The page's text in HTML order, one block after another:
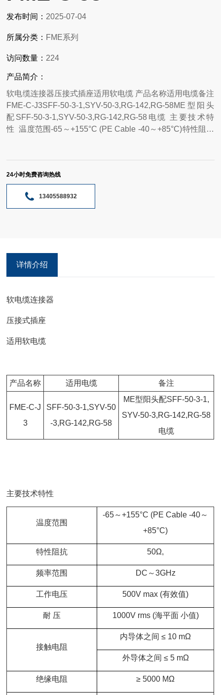
发布时间： 2025-07-04
所属分类： FME系列
访问数量： 224
产品简介：
软电缆连接器压接式插座适用软电缆 产品名称适用电缆备注
FME-C-J3SFF-50-3-1,SYV-50-3,RG-142,RG-58ME型阳头
配SFF-50-3-1,SYV-50-3,RG-142,RG-58电缆 主要技术特
性 温度范围-65～+155°C (PE Cable -40～+85°C)特性阻抗
dB/2GHz电压驻波比直式 ≤ 1.20弯式 ≤ 1.25耐久性≥500
或锡青铜硬金绝缘体聚四氟乙烯压接套铜合金镀镍或镀金 适
24小时免费咨询热线
13405588932
详情介绍
软电缆连接器
压接式插座
适用软电缆
产品名称 适用电缆 备注
FME-C-J
3
SFF-50-3-1,SYV-50
-3,RG-142,RG-58
ME型阳头配SFF-50-3-1,
SYV-50-3,RG-142,RG-58
电缆
主要技术特性
温度范围
-65～+155°C (PE Cable -40～
+85°C)
特性阻抗 50Ω,
频率范围 DC～3GHz
工作电压 500V max (有效值)
耐 压 1000V rms (海平面 小值)
接触电阻
内导体之间 ≤ 10 mΩ
外导体之间 ≤ 5 mΩ
绝缘电阻 ≥ 5000 MΩ